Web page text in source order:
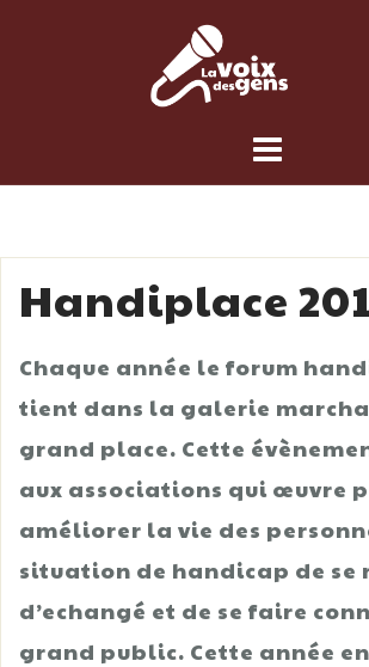
Handiplace
Chaque année le forum
tient dans la galerie
grand place. Cette
aux associations qui œuvre
améliorer la vie des
situation de handicap de se
d’echangé et de se faire
grand public. Cette année